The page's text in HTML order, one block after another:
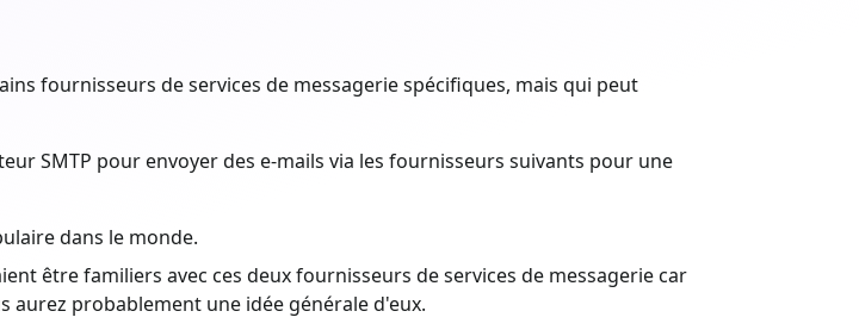
fournisseurs de services de messagerie spécifiques, mais qui peut
SMTP pour envoyer des e-mails via les fournisseurs suivants pour une
dans le monde.
être familiers avec ces deux fournisseurs de services de messagerie car
probablement une idée générale d'eux.